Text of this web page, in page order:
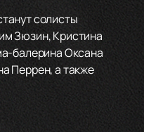
солисты
Зюзин, Кристина
балерина Оксана
Перрен, а также